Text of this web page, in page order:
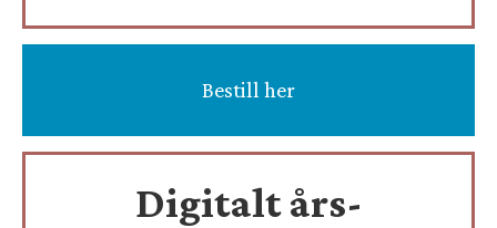
Bestill her
Digitalt års-